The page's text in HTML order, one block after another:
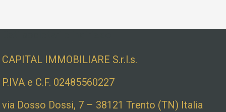
CAPITAL IMMOBILIARE S.r.l.s.
P.IVA e C.F. 02485560227
via Dosso Dossi, 7 – 38121 Trento (TN) Italia